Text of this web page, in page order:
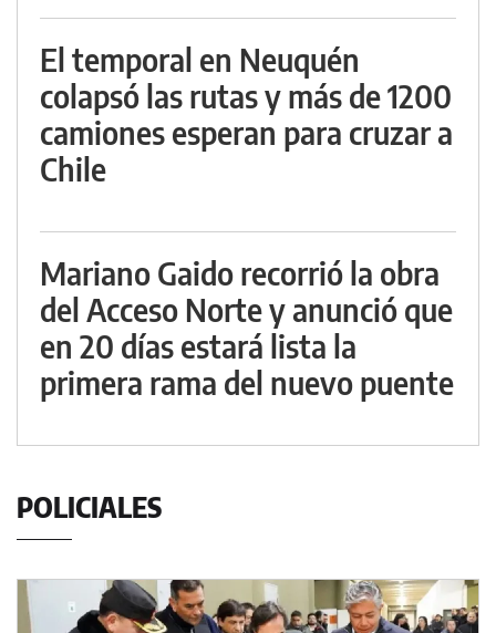
El temporal en Neuquén
colapsó las rutas y más de 1200
camiones esperan para cruzar a
Chile
Mariano Gaido recorrió la obra
del Acceso Norte y anunció que
en 20 días estará lista la
primera rama del nuevo puente
POLICIALES